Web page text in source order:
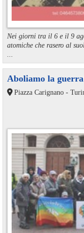
Nei giorni tra il 6 e il 9
atomiche che rasero al
Aboliamo la
Piazza Carignano -